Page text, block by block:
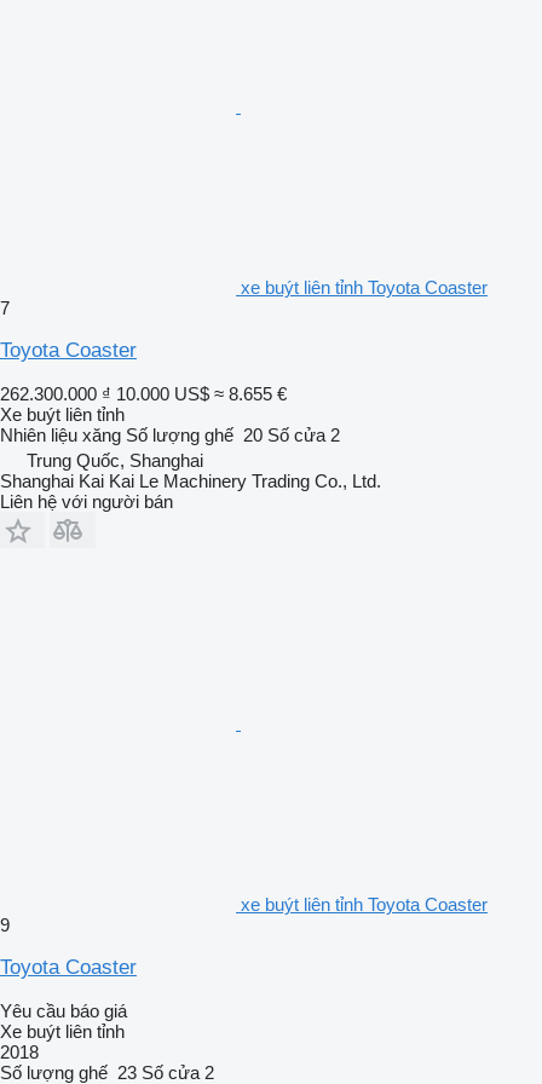
xe buýt liên tỉnh Toyota Coaster
7
Toyota Coaster
262.300.000 ₫ 10.000 US$ ≈ 8.655 €
Xe buýt liên tỉnh
Nhiên liệu xăng Số lượng ghế 20 Số cửa 2
Trung Quốc, Shanghai
Shanghai Kai Kai Le Machinery Trading Co., Ltd.
Liên hệ với người bán
xe buýt liên tỉnh Toyota Coaster
9
Toyota Coaster
Yêu cầu báo giá
Xe buýt liên tỉnh
2018
Số lượng ghế 23 Số cửa 2